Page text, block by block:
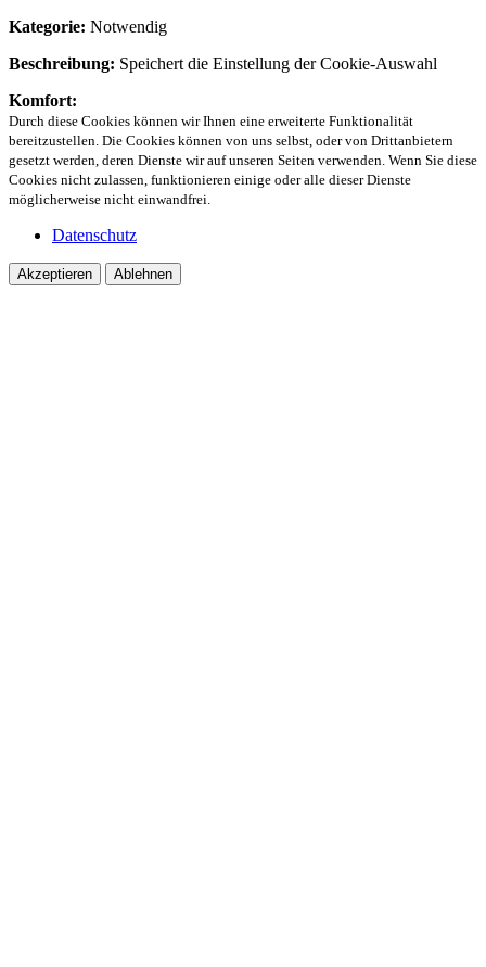
Kategorie: Notwendig
Beschreibung: Speichert die Einstellung der Cookie-Auswahl
Komfort:
Durch diese Cookies können wir Ihnen eine erweiterte Funktionalität
bereitzustellen. Die Cookies können von uns selbst, oder von Drittanbietern
gesetzt werden, deren Dienste wir auf unseren Seiten verwenden. Wenn Sie diese
Cookies nicht zulassen, funktionieren einige oder alle dieser Dienste
möglicherweise nicht einwandfrei.
Datenschutz
Akzeptieren Ablehnen